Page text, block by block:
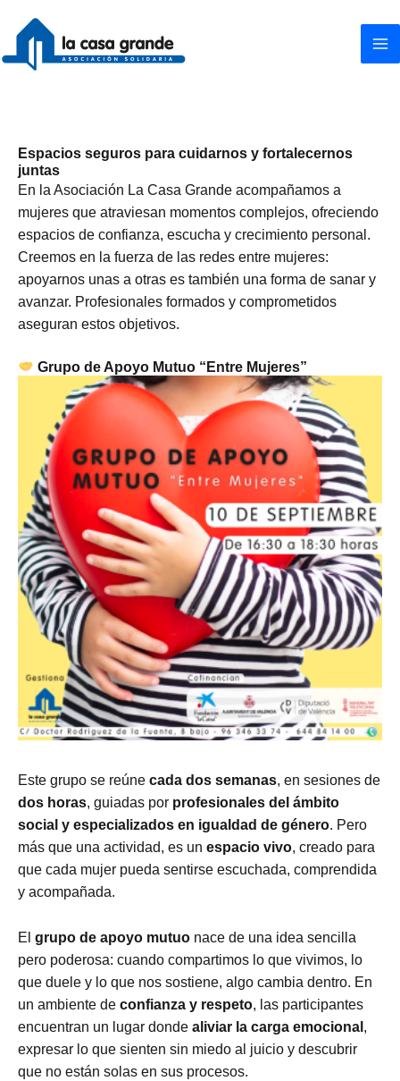
contenido
Espacios seguros para cuidarnos y fortalecernos
juntas
En la Asociación La Casa Grande acompañamos a
mujeres que atraviesan momentos complejos, ofreciendo
espacios de confianza, escucha y crecimiento personal.
Creemos en la fuerza de las redes entre mujeres:
apoyarnos unas a otras es también una forma de sanar y
avanzar. Profesionales formados y comprometidos
aseguran estos objetivos.
Grupo de Apoyo Mutuo “Entre Mujeres”
Este grupo se reúne cada dos semanas, en sesiones de
dos horas, guiadas por profesionales del ámbito
social y especializados en igualdad de género. Pero
más que una actividad, es un espacio vivo, creado para
que cada mujer pueda sentirse escuchada, comprendida
y acompañada.
El grupo de apoyo mutuo nace de una idea sencilla
pero poderosa: cuando compartimos lo que vivimos, lo
que duele y lo que nos sostiene, algo cambia dentro. En
un ambiente de confianza y respeto, las participantes
encuentran un lugar donde aliviar la carga emocional ,
expresar lo que sienten sin miedo al juicio y descubrir
que no están solas en sus procesos.